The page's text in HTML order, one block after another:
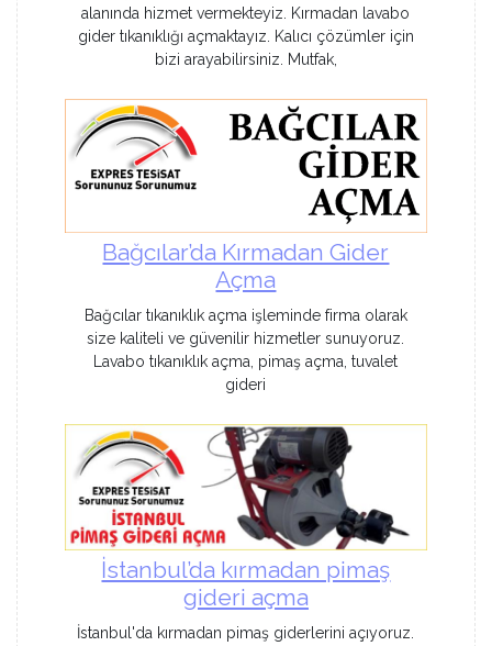
alanında hizmet vermekteyiz. Kırmadan lavabo
gider tıkanıklığı açmaktayız. Kalıcı çözümler için
bizi arayabilirsiniz. Mutfak,
Bağcılar’da Kırmadan Gider
Açma
Bağcılar tıkanıklık açma işleminde firma olarak
size kaliteli ve güvenilir hizmetler sunuyoruz.
Lavabo tıkanıklık açma, pimaş açma, tuvalet
gideri
İstanbul’da kırmadan pimaş
gideri açma
İstanbul'da kırmadan pimaş giderlerini açıyoruz.